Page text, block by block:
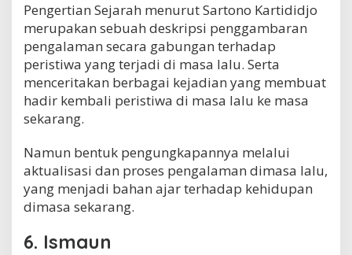
Pengertian Sejarah menurut Sartono Kartididjo
merupakan sebuah deskripsi penggambaran
pengalaman secara gabungan terhadap
peristiwa yang terjadi di masa lalu. Serta
menceritakan berbagai kejadian yang membuat
hadir kembali peristiwa di masa lalu ke masa
sekarang.
Namun bentuk pengungkapannya melalui
aktualisasi dan proses pengalaman dimasa lalu,
yang menjadi bahan ajar terhadap kehidupan
dimasa sekarang.
6. Ismaun